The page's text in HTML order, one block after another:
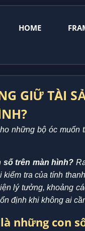
HOME
GIỮ TÀI
những bộ óc muốn
số trên màn hình?
kiểm tra của tính
lý tưởng, khoảng
định khi không ai
những con